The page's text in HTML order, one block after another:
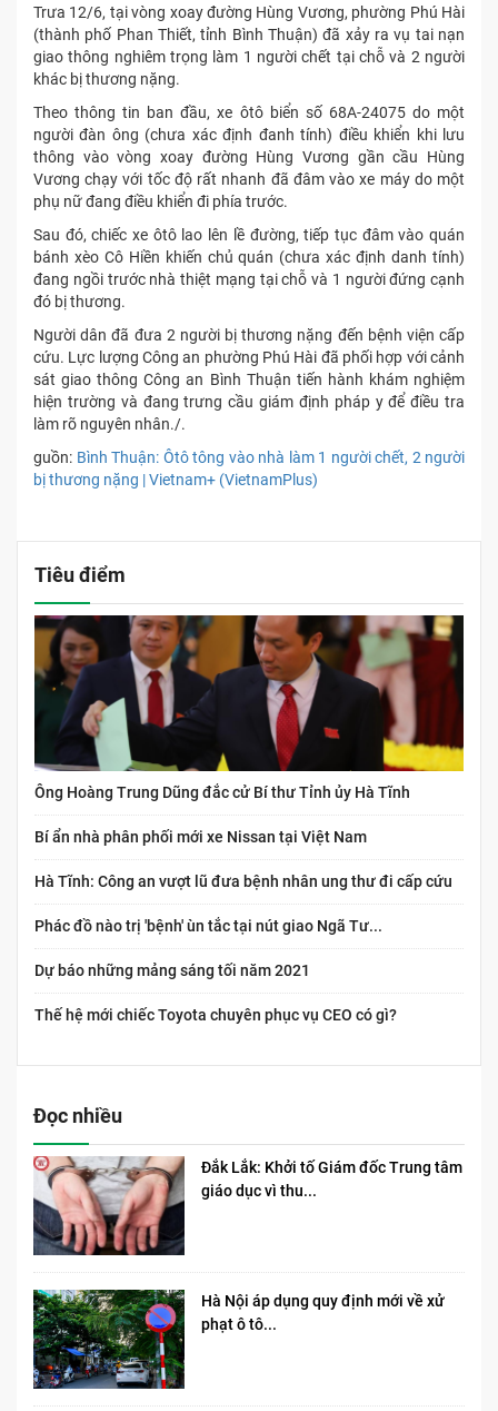
Trưa 12/6, tại vòng xoay đường Hùng Vương, phường Phú Hài
(thành phố Phan Thiết, tỉnh Bình Thuận) đã xảy ra vụ tai nạn
giao thông nghiêm trọng làm 1 người chết tại chỗ và 2 người
khác bị thương nặng.
Theo thông tin ban đầu, xe ôtô biển số 68A-24075 do một
người đàn ông (chưa xác định đanh tính) điều khiển khi lưu
thông vào vòng xoay đường Hùng Vương gần cầu Hùng
Vương chạy với tốc độ rất nhanh đã đâm vào xe máy do một
phụ nữ đang điều khiển đi phía trước.
Sau đó, chiếc xe ôtô lao lên lề đường, tiếp tục đâm vào quán
bánh xèo Cô Hiền khiến chủ quán (chưa xác định danh tính)
đang ngồi trước nhà thiệt mạng tại chỗ và 1 người đứng cạnh
đó bị thương.
Người dân đã đưa 2 người bị thương nặng đến bệnh viện cấp
cứu. Lực lượng Công an phường Phú Hài đã phối hợp với cảnh
sát giao thông Công an Bình Thuận tiến hành khám nghiệm
hiện trường và đang trưng cầu giám định pháp y để điều tra
làm rõ nguyên nhân./.
guồn: Bình Thuận: Ôtô tông vào nhà làm 1 người chết, 2 người
bị thương nặng | Vietnam+ (VietnamPlus)
Tiêu điểm
Ông Hoàng Trung Dũng đắc cử Bí thư Tỉnh ủy Hà Tĩnh
Bí ẩn nhà phân phối mới xe Nissan tại Việt Nam
Hà Tĩnh: Công an vượt lũ đưa bệnh nhân ung thư đi cấp cứu
Phác đồ nào trị 'bệnh' ùn tắc tại nút giao Ngã Tư...
Dự báo những mảng sáng tối năm 2021
Thế hệ mới chiếc Toyota chuyên phục vụ CEO có gì?
Đọc nhiều
Đắk Lắk: Khởi tố Giám đốc Trung tâm
giáo dục vì thu...
Hà Nội áp dụng quy định mới về xử
phạt ô tô...